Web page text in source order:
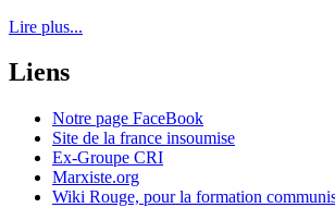
Lire plus...
Liens
Notre page FaceBook
Site de la france insoumise
Ex-Groupe CRI
Marxiste.org
Wiki Rouge, pour la formation